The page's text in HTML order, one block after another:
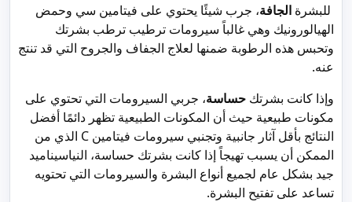
للبشرة الجافة، جرب شيئًا يحتوي على فيتامين سي وحمض
الهيالورونيك وهي غالباً سيرومات ترطيب ترطب بشرتك
وتحبس هذه الرطوبة ضمنها لعلاج الجفاف والجروح التي قد تنتج
عنه.
وإذا كانت بشرتك حساسة، جربي السيرومات التي تحتوي على
مكونات طبيعية حيث أن المكونات الطبيعية تظهر دائمًا أفضل
النتائج بأقل آثار جانبية وتجنبي سيرومات فيتامين C الذي من
الممكن أن يسبب تهيجاً إذا كانت بشرتك حساسة، النياسيناميد
جيد بشكل عام لجميع أنواع البشرة والسيرومات التي تحتويه
تساعد على تفتيح البشرة.